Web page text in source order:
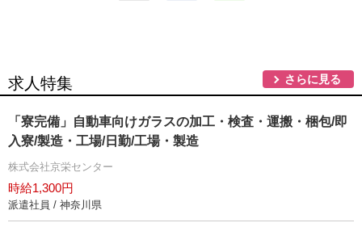
求人特集 さらに見る
「寮完備」自動車向けガラスの加工・検査・運搬・梱包/即
入寮/製造・工場/日勤/工場・製造
株式会社京栄センター
時給1,300円
派遣社員 / 神奈川県